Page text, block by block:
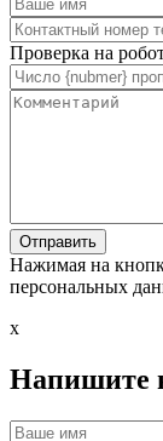
Проверка на
Нажимая на
персональных
x
Напишите